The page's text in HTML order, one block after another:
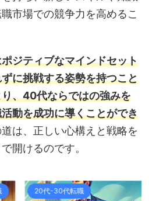
市場での競争力を高めるこ
ジティブなマインドセット
に挑戦する姿勢を持つこと
、40代ならではの強みを
動を成功に導くことができ
は、正しい心構えと戦略を
開けるのです。
20代-30代転職